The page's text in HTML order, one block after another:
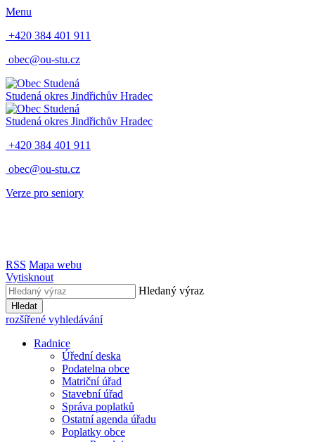
Menu
+420 384 401 911
obec@ou-stu.cz
Studená okres Jindřichův Hradec
Studená okres Jindřichův Hradec
+420 384 401 911
obec@ou-stu.cz
Verze pro seniory
RSS Mapa webu
Vytisknout
Hledaný výraz
Hledat
rozšířené vyhledávání
Radnice
Úřední deska
Podatelna obce
Matriční úřad
Stavební úřad
Správa poplatků
Ostatní agenda úřadu
Poplatky obce